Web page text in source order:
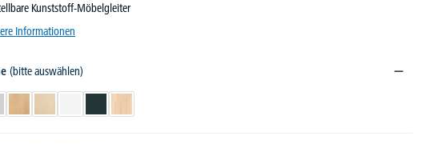
Kunststoff-Möbelgleiter
Informationen
(bitte auswählen)
BuchedekorAhorndekor
Weiß AnthrazitEiche hell